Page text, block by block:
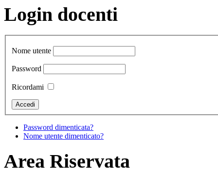
Login docenti
Nome utente
Password
Ricordami
Password dimenticata?
Nome utente dimenticato?
Area Riservata